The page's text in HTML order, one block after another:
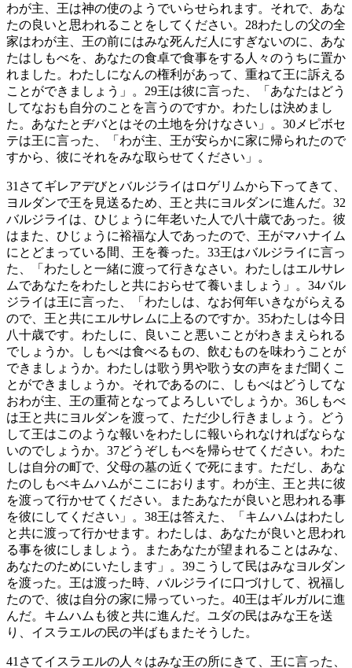
わが主、王は神の使のようでいらせられます。それで、あな
たの良いと思われることをしてください。 28わたしの父の全
家はわが主、王の前にはみな死んだ人にすぎないのに、あな
たはしもべを、あなたの食卓で食事をする人々のうちに置か
れました。わたしになんの権利があって、重ねて王に訴える
ことができましょう」。 29王は彼に言った、「あなたはどう
してなおも自分のことを言うのですか。わたしは決めまし
た。あなたとヂバとはその土地を分けなさい」。 30 メピボセ
テは王に言った、「わが主、王が安らかに家に帰られたので
すから、彼にそれをみな取らせてください」。
31 さてギレアデびとバルジライはロゲリムから下ってきて、
ヨルダンで王を見送るため、王と共にヨルダンに進んだ。 32
バルジライは、ひじょうに年老いた人で八十歳であった。彼
はまた、ひじょうに裕福な人であったので、王がマハナイム
にとどまっている間、王を養った。 33王はバルジライに言っ
た、「わたしと一緒に渡って行きなさい。わたしはエルサレ
ムであなたをわたしと共におらせて養いましょう」。 34バル
ジライは王に言った、「わたしは、なお何年いきながらえる
ので、王と共にエルサレムに上るのですか。 35わたしは今日
八十歳です。わたしに、良いこと悪いことがわきまえられる
でしょうか。しもべは食べるもの、飲むものを味わうことが
できましょうか。わたしは歌う男や歌う女の声をまだ聞くこ
とができましょうか。それであるのに、しもべはどうしてな
おわが主、王の重荷となってよろしいでしょうか。 36しもべ
は王と共にヨルダンを渡って、ただ少し行きましょう。どう
して王はこのような報いをわたしに報いられなければならな
いのでしょうか。 37どうぞしもべを帰らせてください。わた
しは自分の町で、父母の墓の近くで死にます。ただし、あな
たのしもべキムハムがここにおります。わが主、王と共に彼
を渡って行かせてください。またあなたが良いと思われる事
を彼にしてください」。 38王は答えた、「キムハムはわたし
と共に渡って行かせます。わたしは、あなたが良いと思われ
る事を彼にしましょう。またあなたが望まれることはみな、
あなたのためにいたします」。 39こうして民はみなヨルダン
を渡った。王は渡った時、バルジライに口づけして、祝福し
たので、彼は自分の家に帰っていった。 40王はギルガルに進
んだ。キムハムも彼と共に進んだ。ユダの民はみな王を送
り、イスラエルの民の半ばもまたそうした。
41 さてイスラエルの人々はみな王の所にきて、王に言った、